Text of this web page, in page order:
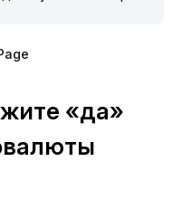
«да»